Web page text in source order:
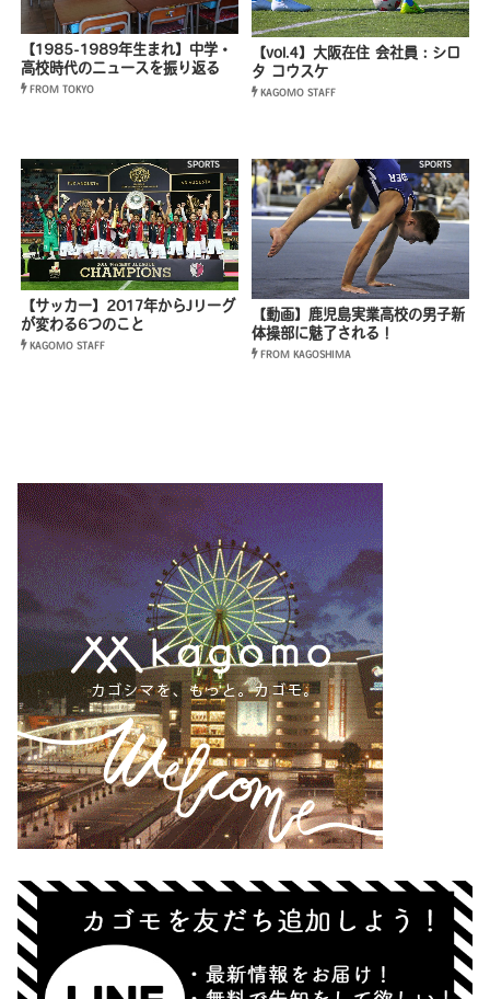
【1985-1989年生まれ】中学・
高校時代のニュースを振り返る
FROM TOKYO
【vol.4】大阪在住 会社員：シロ
タ コウスケ
KAGOMO STAFF
SPORTS
【サッカー】2017年からJリーグ
が変わる6つのこと
KAGOMO STAFF
SPORTS
【動画】鹿児島実業高校の男子新
体操部に魅了される！
FROM KAGOSHIMA